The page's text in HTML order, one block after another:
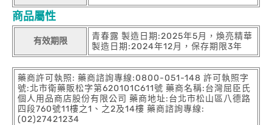
商品屬性
有效期限
青春露 製造日期:2025年5月，煥亮精華
製造日期:2024年12月，保存期限3年
藥商許可執照: 藥商諮詢專線:0800-051-148 許可執照字
號:北市衛藥販松字第620101C611號 藥商名稱:台灣屈臣氏
個人用品商店股份有限公司 藥商地址:台北市松山區八德路
四段760號11樓之1、之2及14樓 藥商諮詢專線:
(02)27421234